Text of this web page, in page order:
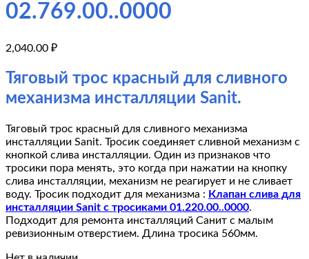
02.769.00..0000
2,040.00 ₽
Тяговый трос красный для сливного
механизма инсталляции Sanit.
Тяговый трос красный для сливного механизма
инсталляции Sanit. Тросик соединяет сливной механизм с
кнопкой слива инсталляции. Один из признаков что
тросики пора менять, это когда при нажатии на кнопку
слива инсталляции, механизм не реагирует и не сливает
воду. Тросик подходит для механизма : Клапан слива для
инсталляции Sanit c тросиками 01.220.00..0000.
Подходит для ремонта инсталляций Санит с малым
ревизионным отверстием. Длина тросика 560мм.